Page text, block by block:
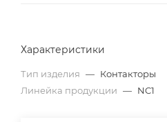
Характеристики
Тип изделия — Контакторы
Линейка продукции — NC1